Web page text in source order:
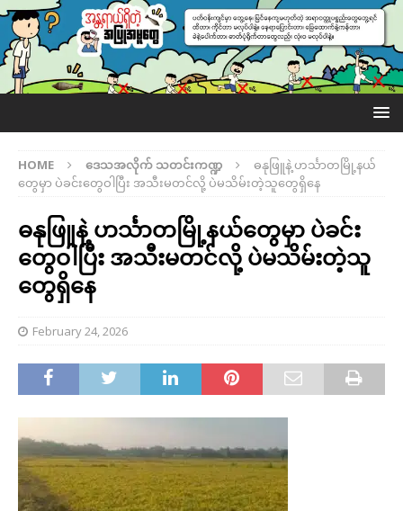
HOME ဒေသအလိုက် သတင်းကဏ္ဍ
ဓနုဖြူနဲ့ ဟင်္သာတမြို့နယ်
တွေမှာ ပဲခင်းတွေဝါပြီး အသီးမတင်လို့ ပဲမသိမ်းတဲ့သူတွေရှိနေ
ဓနုဖြူနဲ့ ဟင်္သာတမြို့နယ်တွေမှာ ပဲခင်း
တွေဝါပြီး အသီးမတင်လို့ ပဲမသိမ်းတဲ့သူ
တွေရှိနေ
February 24, 2026